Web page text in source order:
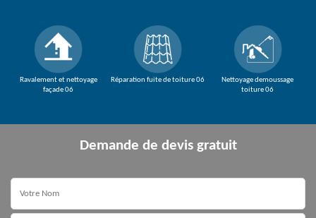
Ravalement et nettoyage
façade 06
Réparation fuite de toiture 06
Nettoyage demoussage
toiture 06
Demande de devis gratuit